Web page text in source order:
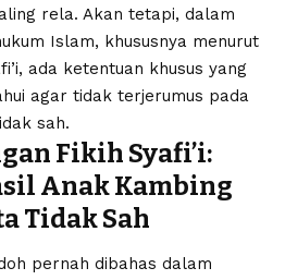
rela. Akan tetapi, dalam
Islam, khususnya menurut
ada ketentuan khusus yang
agar tidak terjerumus pada
sah.
Fikih Syafi’i:
Anak Kambing
Tidak Sah
pernah dibahas dalam